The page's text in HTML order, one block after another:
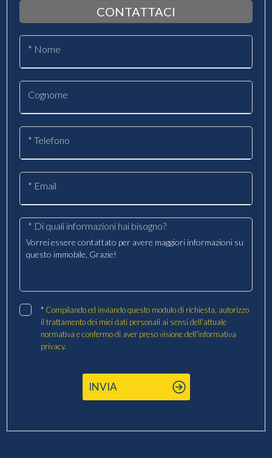
CONTATTACI
* Nome
Cognome
* Telefono
* Email
* Di quali informazioni hai bisogno?
* Compilando ed inviando questo modulo di richiesta, autorizzo
il trattamento dei miei dati personali ai sensi dell'attuale
normativa e confermo di aver preso visione dell'informativa
privacy.
INVIA